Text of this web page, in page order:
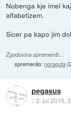
Nobenga kje imel
alfabetizem.
Sicer pa kapo jim
Zgodovina sprememb…
spremenilo:noraguta(
pegasus
::2. jul 2015,